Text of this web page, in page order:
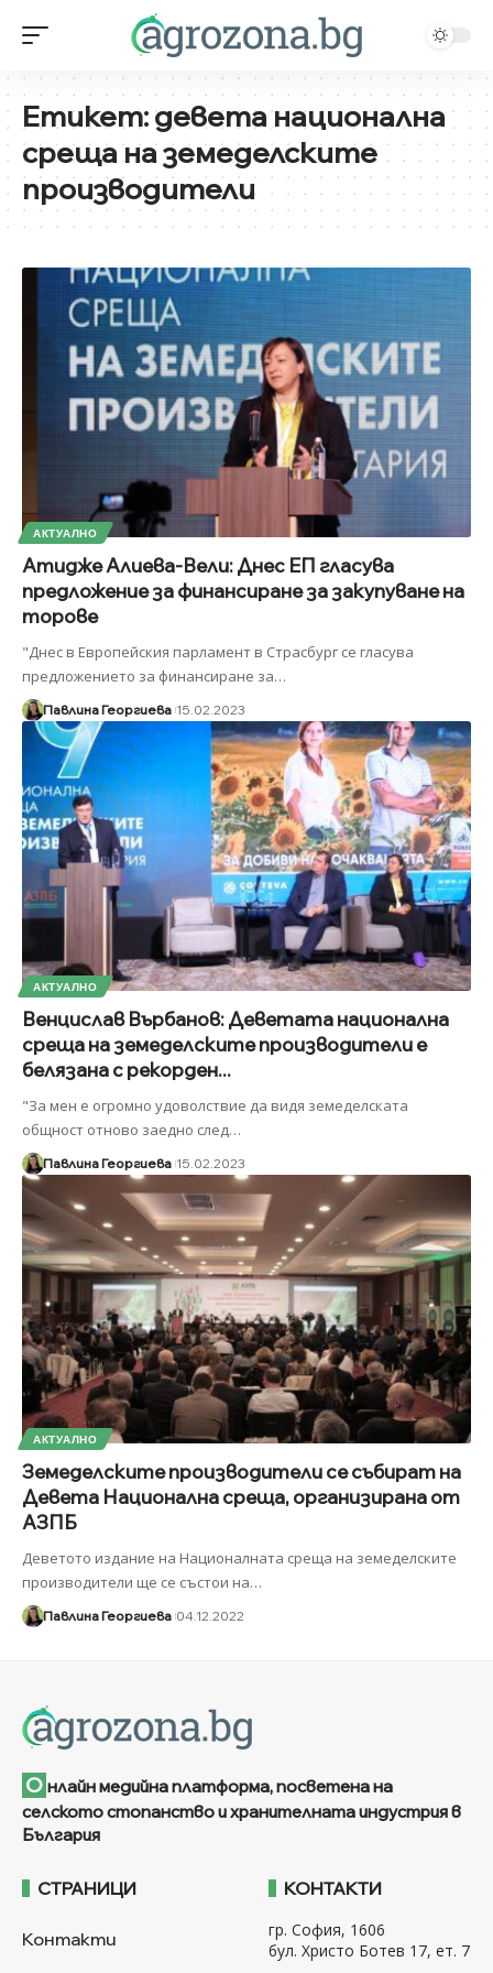
Етикет:девета национална
среща на земеделските
производители
АКТУАЛНО
Атидже Алиева-Вели: Днес ЕП гласува
предложение за финансиране за закупуване на
торове
"Днес в Европейския парламент в Страсбург се гласува
предложението за финансиране за…
Павлина Георгиева 15.02.2023
АКТУАЛНО
Венцислав Върбанов: Деветата национална
среща на земеделските производители е
белязана с рекорден...
"За мен е огромно удоволствие да видя земеделската
общност отново заедно след…
Павлина Георгиева 15.02.2023
АКТУАЛНО
Земеделските производители се събират на
Девета Национална среща, организирана от
АЗПБ
Деветото издание на Националната среща на земеделските
производители ще се състои на…
Павлина Георгиева 04.12.2022
О нлайн медийна платформа, посветена на
селското стопанство и хранителната индустрия в
България
СТРАНИЦИ
Контакти
КОНТАКТИ
гр. София, 1606
бул. Христо Ботев 17, ет. 7